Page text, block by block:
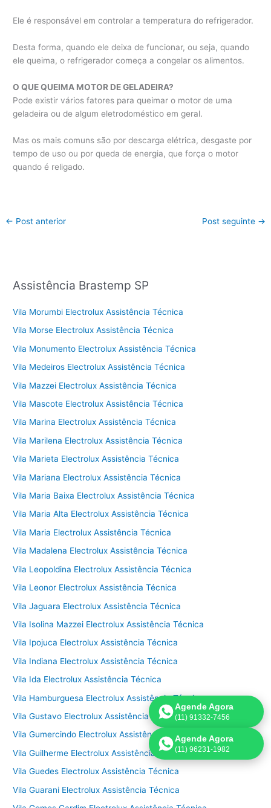
Ele é responsável em controlar a temperatura do refrigerador.
Desta forma, quando ele deixa de funcionar, ou seja, quando
ele queima, o refrigerador começa a congelar os alimentos.
O QUE QUEIMA MOTOR DE GELADEIRA?
Pode existir vários fatores para queimar o motor de uma
geladeira ou de algum eletrodoméstico em geral.
Mas os mais comuns são por descarga elétrica, desgaste por
tempo de uso ou por queda de energia, que força o motor
quando é religado.
← Post anterior Post seguinte →
Assistência Brastemp SP
Vila Morumbi Electrolux Assistência Técnica
Vila Morse Electrolux Assistência Técnica
Vila Monumento Electrolux Assistência Técnica
Vila Medeiros Electrolux Assistência Técnica
Vila Mazzei Electrolux Assistência Técnica
Vila Mascote Electrolux Assistência Técnica
Vila Marina Electrolux Assistência Técnica
Vila Marilena Electrolux Assistência Técnica
Vila Marieta Electrolux Assistência Técnica
Vila Mariana Electrolux Assistência Técnica
Vila Maria Baixa Electrolux Assistência Técnica
Vila Maria Alta Electrolux Assistência Técnica
Vila Maria Electrolux Assistência Técnica
Vila Madalena Electrolux Assistência Técnica
Vila Leopoldina Electrolux Assistência Técnica
Vila Leonor Electrolux Assistência Técnica
Vila Jaguara Electrolux Assistência Técnica
Vila Isolina Mazzei Electrolux Assistência Técnica
Vila Ipojuca Electrolux Assistência Técnica
Vila Indiana Electrolux Assistência Técnica
Vila Ida Electrolux Assistência Técnica
Vila Hamburguesa Electrolux Assistência Técnica
Vila Gustavo Electrolux Assistência Técnica
Vila Gumercindo Electrolux Assistência Técnica
Vila Guilherme Electrolux Assistência Técnica
Vila Guedes Electrolux Assistência Técnica
Vila Guarani Electrolux Assistência Técnica
Agende Agora
(11) 91332-7456
Agende Agora
(11) 96231-1982